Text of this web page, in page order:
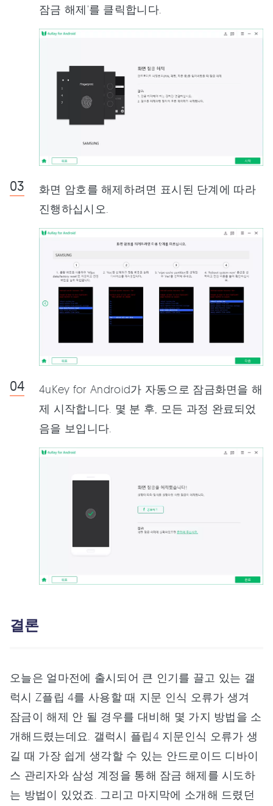
잠금 해제'를 클릭합니다.
화면 암호를 해제하려면 표시된 단계에 따라
진행하십시오.
4uKey for Android가 자동으로 잠금화면을 해
제 시작합니다. 몇 분 후, 모든 과정 완료되었
음을 보입니다.
결론
오늘은 얼마전에 출시되어 큰 인기를 끌고 있는 갤
럭시 Z플립 4를 사용할 때 지문 인식 오류가 생겨
잠금이 해제 안 될 경우를 대비해 몇 가지 방법을 소
개해드렸는데요. 갤럭시 플립4 지문인식 오류가 생
길 때 가장 쉽게 생각할 수 있는 안드로이드 디바이
스 관리자와 삼성 계정을 통해 잠금 해제를 시도하
는 방법이 있었죠. 그리고 마지막에 소개해 드렸던